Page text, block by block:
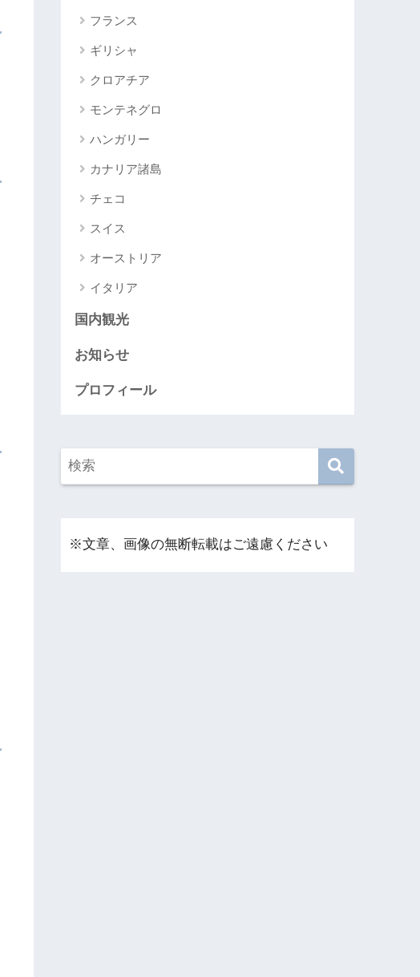
フランス
ギリシャ
クロアチア
モンテネグロ
ハンガリー
カナリア諸島
チェコ
スイス
オーストリア
イタリア
国内観光
お知らせ
プロフィール
※文章、画像の無断転載はご遠慮ください